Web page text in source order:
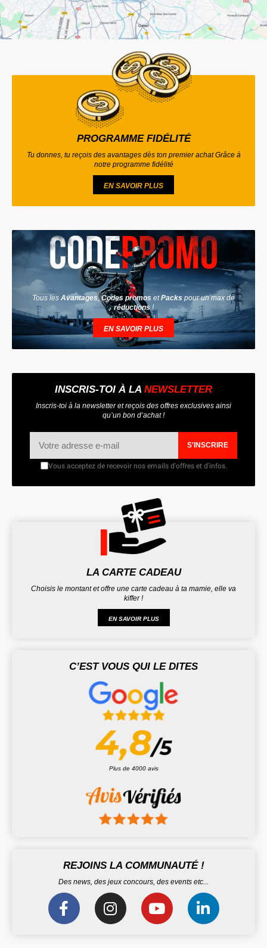
PROGRAMME FIDÉLITÉ
Tu donnes, tu reçois des avantages dès ton premier achat Grâce à
notre programme fidélité
EN SAVOIR PLUS
Tous les Avantages,Codes promos etPacks pour un max de
réductions !
EN SAVOIR PLUS
INSCRIS-TOI À LA NEWSLETTER
Inscris-toi à la newsletter et reçois des offres exclusives ainsi
qu’un bon d’achat !
S'INSCRIRE
Vous acceptez de recevoir nos emails d'offres et d'infos.
LA CARTE CADEAU
Choisis le montant et offre une carte cadeau à ta mamie, elle va
kiffer !
EN SAVOIR PLUS
C’EST VOUS QUI LE DITES
Plus de 4000 avis
REJOINS LA COMMUNAUTÉ !
Des news, des jeux concours, des events etc...